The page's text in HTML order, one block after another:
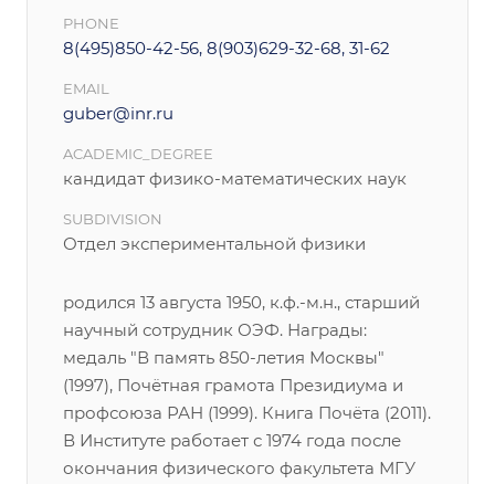
PHONE
8(495)850-42-56, 8(903)629-32-68, 31-62
EMAIL
guber@inr.ru
ACADEMIC_DEGREE
кандидат физико-математических наук
SUBDIVISION
Отдел экспериментальной физики
родился 13 августа 1950, к.ф.-м.н., старший
научный сотрудник ОЭФ. Награды:
медаль "В память 850-летия Москвы"
(1997), Почётная грамота Президиума и
профсоюза РАН (1999). Книга Почёта (2011).
В Институте работает с 1974 года после
окончания физического факультета МГУ